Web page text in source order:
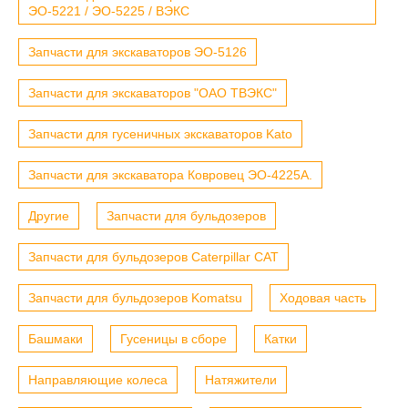
ЭО-5221 / ЭО-5225 / ВЭКС
Запчасти для экскаваторов ЭО-5126
Запчасти для экскаваторов "ОАО ТВЭКС"
Запчасти для гусеничных экскаваторов Kato
Запчасти для экскаватора Ковровец ЭО-4225А.
Другие Запчасти для бульдозеров
Запчасти для бульдозеров Caterpillar CAT
Запчасти для бульдозеров Komatsu Ходовая часть
Башмаки Гусеницы в сборе Катки
Направляющие колеса Натяжители